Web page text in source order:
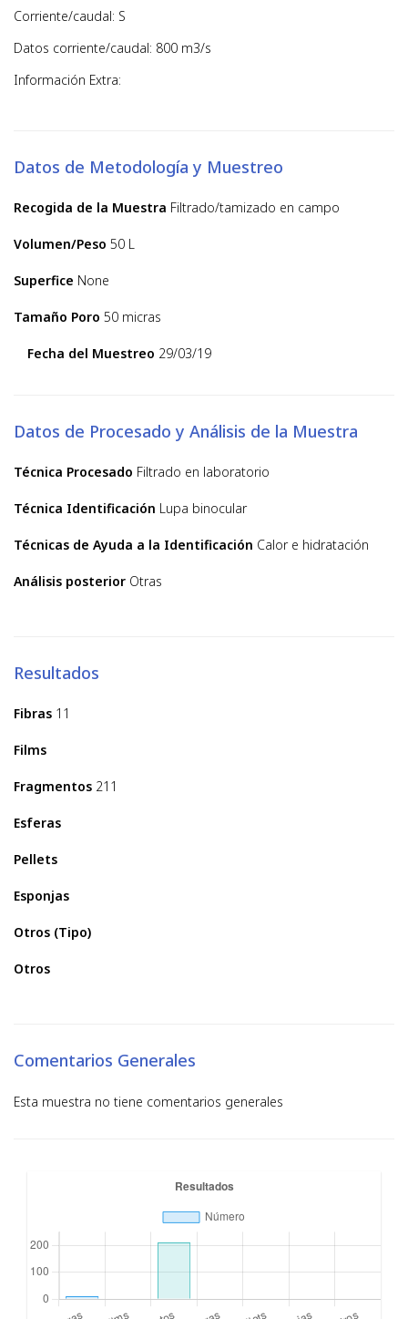
Corriente/caudal: S
Datos corriente/caudal: 800 m3/s
Información Extra:
Datos de Metodología y Muestreo
Recogida de la Muestra Filtrado/tamizado en campo
Volumen/Peso 50 L
Superfice None
Tamaño Poro 50 micras
Fecha del Muestreo 29/03/19
Datos de Procesado y Análisis de la Muestra
Técnica Procesado Filtrado en laboratorio
Técnica Identificación Lupa binocular
Técnicas de Ayuda a la Identificación Calor e hidratación
Análisis posterior Otras
Resultados
Fibras 11
Films
Fragmentos 211
Esferas
Pellets
Esponjas
Otros (Tipo)
Otros
Comentarios Generales
Esta muestra no tiene comentarios generales